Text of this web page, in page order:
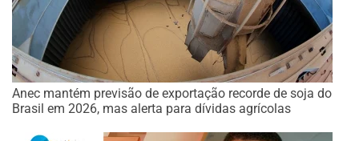
Anec mantém previsão de exportação recorde de soja do
Brasil em 2026, mas alerta para dívidas agrícolas